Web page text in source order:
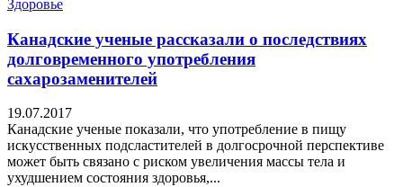
Здоровье
Канадские ученые рассказали о последствиях
долговременного употребления
сахарозаменителей
19.07.2017
Канадские ученые показали, что употребление в пищу
искусственных подсластителей в долгосрочной перспективе
может быть связано с риском увеличения массы тела и
ухудшением состояния здоровья,...